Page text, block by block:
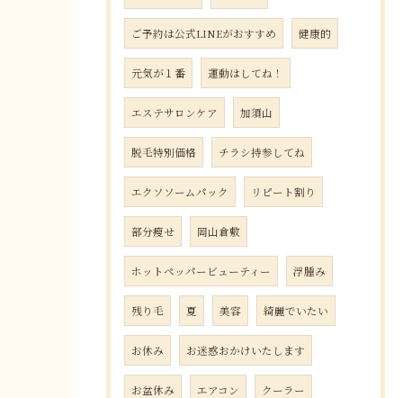
ご予約は公式LINEがおすすめ 健康的
元気が１番 運動はしてね！
エステサロンケア 加須山
脱毛特別価格 チラシ持参してね
エクソソームパック リピート割り
部分瘦せ 岡山倉敷
ホットペッパービューティー 浮腫み
残り毛 夏 美容 綺麗でいたい
お休み お迷惑おかけいたします
お盆休み エアコン クーラー